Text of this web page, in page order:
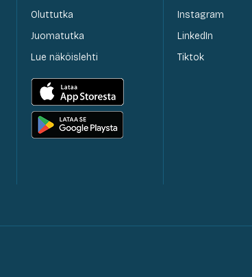
Oluttutka
Juomatutka
Lue näköislehti
Instagram
LinkedIn
Tiktok